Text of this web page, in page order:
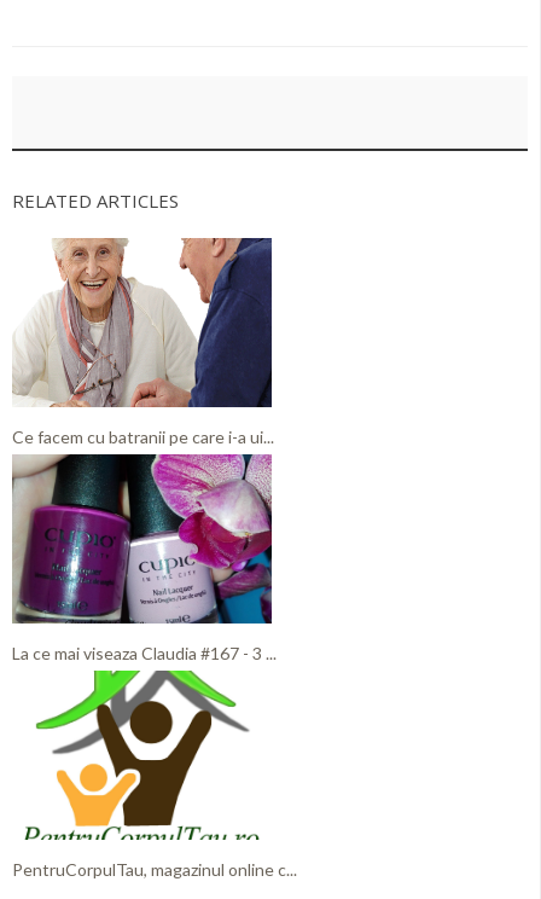
RELATED ARTICLES
Ce facem cu batranii pe care i-a ui...
La ce mai viseaza Claudia #167 - 3 ...
PentruCorpulTau, magazinul online c...